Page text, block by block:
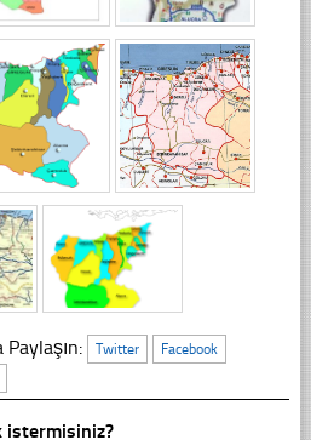
Twitter
Facebook
istermisiniz?